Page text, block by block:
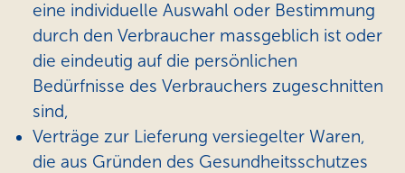
eine individuelle Auswahl oder Bestimmung
durch den Verbraucher massgeblich ist oder
die eindeutig auf die persönlichen
Bedürfnisse des Verbrauchers zugeschnitten
sind,
Verträge zur Lieferung versiegelter Waren,
die aus Gründen des Gesundheitsschutzes